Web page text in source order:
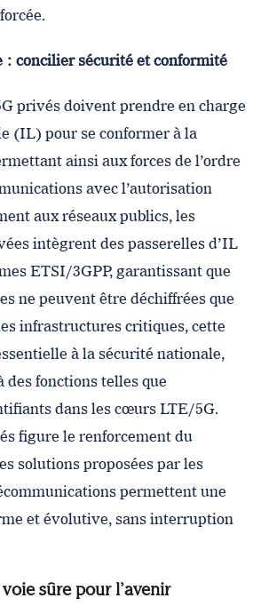
concilier sécurité et conformité
privés doivent prendre en charge
(IL) pour se conformer à la
ainsi aux forces de l’ordre
avec l’autorisation
aux réseaux publics, les
intègrent des passerelles d’IL
ETSI/3GPP, garantissant que
ne peuvent être déchiffrées que
infrastructures critiques, cette
à la sécurité nationale,
des fonctions telles que
dans les cœurs LTE/5G.
figure le renforcement du
solutions proposées par les
permettent une
et évolutive, sans interruption
sûre pour l’avenir